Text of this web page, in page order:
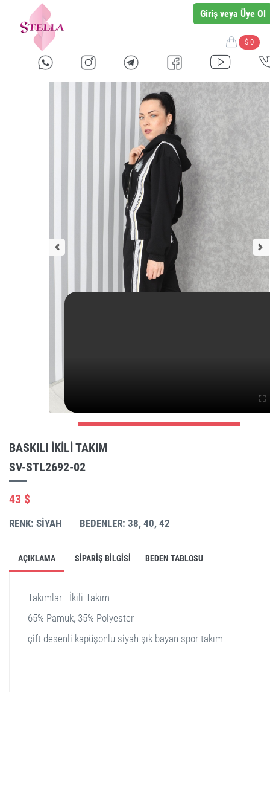
Giriş veya Üye Ol
$ 0
BASKILI IKILI TAKIM
SV-STL2692-02
43 $
RENK: SIYAH BEDENLER: 38, 40, 42
AÇIKLAMA SIPARIŞ BILGISI BEDEN TABLOSU
Takımlar - İkili Takım
65% Pamuk, 35% Polyester
çift desenli kapüşonlu siyah şık bayan spor takım